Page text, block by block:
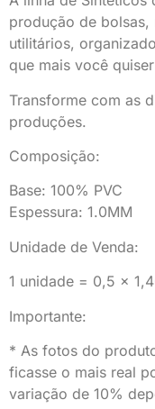
produção de bolsas,
utilitários,
que mais você
Transforme com as
produções.
Composição:
Base: 100% PVC
Espessura: 1.0MM
Unidade de Venda:
1 unidade = 0,5 x
Importante:
* As fotos do
ficasse o mais real
variação de 10%